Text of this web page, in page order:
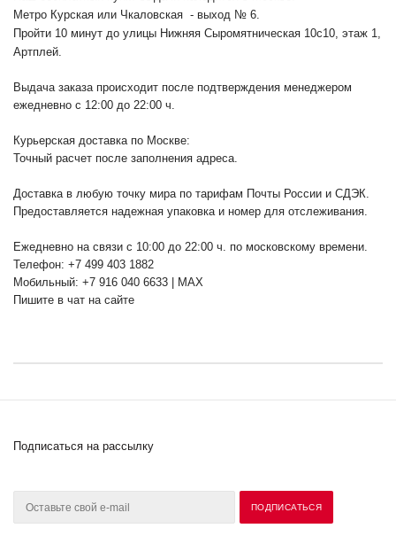
Метро Курская или Чкаловская - выход № 6.
Пройти 10 минут до улицы Нижняя Сыромятническая 10с10, этаж 1,
Артплей.
Выдача заказа происходит после подтверждения менеджером
ежедневно с 12:00 до 22:00 ч.
Курьерская доставка по Москве:
Точный расчет после заполнения адреса.
Доставка в любую точку мира по тарифам Почты России и СДЭК.
Предоставляется надежная упаковка и номер для отслеживания.
Ежедневно на связи с 10:00 до 22:00 ч. по московскому времени.
Телефон: +7 499 403 1882
Мобильный: +7 916 040 6633 | MAX
Пишите в чат на сайте
Подписаться на рассылку